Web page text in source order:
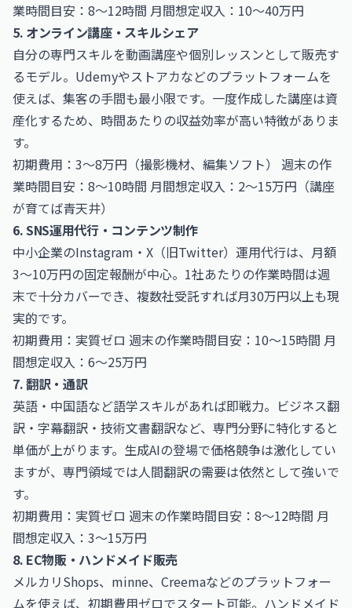
業時間目安：8〜12時間 月間想定収入：10〜40万円
5. オンライン講座・スキルシェア
自分の専門スキルを動画講座や個別レッスンとして販売す
るモデル。Udemyやストアカなどのプラットフォームを
使えば、集客の手間も最小限です。一度作成した講座は資
産化するため、時間あたりの収益効率が高い特徴がありま
す。
初期費用：3〜8万円（撮影機材、編集ソフト） 週末の作
業時間目安：8〜10時間 月間想定収入：2〜15万円（講座
が育てば青天井）
6. SNS運用代行・コンテンツ制作
中小企業のInstagram・X（旧Twitter）運用代行は、月額
3〜10万円の固定報酬が中心。1社あたりの作業時間は週
末で十分カバーでき、複数社受託すれば月30万円以上も現
実的です。
初期費用：実質ゼロ 週末の作業時間目安：10〜15時間 月
間想定収入：6〜25万円
7. 翻訳・通訳
英語・中国語など語学スキルがあれば即戦力。ビジネス翻
訳・字幕翻訳・技術文書翻訳など、専門分野に特化すると
単価が上がります。生成AIの登場で価格競争は激化してい
ますが、専門領域では人間翻訳の需要は依然として強いで
す。
初期費用：実質ゼロ 週末の作業時間目安：8〜12時間 月
間想定収入：3〜15万円
8. EC物販・ハンドメイド販売
メルカリShops、minne、Creemaなどのプラットフォー
ムを使えば、初期費用ゼロでスタート可能。ハンドメイド